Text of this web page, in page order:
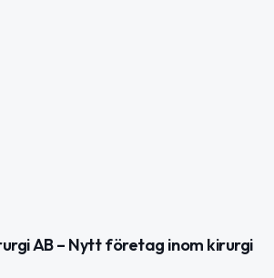
AB – Nytt företag inom kirurgi